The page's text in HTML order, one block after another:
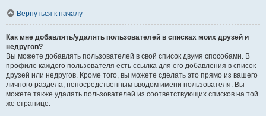
Вернуться к началу
Как мне добавлять/удалять пользователей в списках моих друзей и
недругов?
Вы можете добавлять пользователей в свой список двумя способами. В
профиле каждого пользователя есть ссылка для его добавления в список
друзей или недругов. Кроме того, вы можете сделать это прямо из вашего
личного раздела, непосредственным вводом имени пользователя. Вы
можете также удалять пользователей из соответствующих списков на той
же странице.